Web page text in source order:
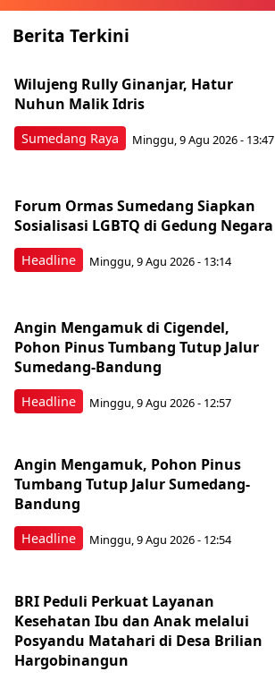
Berita Terkini
Sumedang Raya
Wilujeng Rully Ginanjar, Hatur
Nuhun Malik Idris
Minggu, 9 Agu 2026 - 13:47
Headline
Forum Ormas Sumedang Siapkan
Sosialisasi LGBTQ di Gedung Negara
Minggu, 9 Agu 2026 - 13:14
Headline
Angin Mengamuk di Cigendel,
Pohon Pinus Tumbang Tutup Jalur
Sumedang-Bandung
Minggu, 9 Agu 2026 - 12:57
Headline
Angin Mengamuk, Pohon Pinus
Tumbang Tutup Jalur Sumedang-
Bandung
Minggu, 9 Agu 2026 - 12:54
BRI Peduli Perkuat Layanan
Kesehatan Ibu dan Anak melalui
Posyandu Matahari di Desa Brilian
Hargobinangun